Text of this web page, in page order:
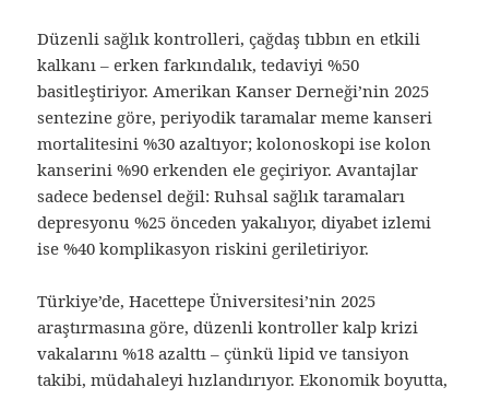
Düzenli sağlık kontrolleri, çağdaş tıbbın en etkili
kalkanı – erken farkındalık, tedaviyi %50
basitleştiriyor. Amerikan Kanser Derneği’nin 2025
sentezine göre, periyodik taramalar meme kanseri
mortalitesini %30 azaltıyor; kolonoskopi ise kolon
kanserini %90 erkenden ele geçiriyor. Avantajlar
sadece bedensel değil: Ruhsal sağlık taramaları
depresyonu %25 önceden yakalıyor, diyabet izlemi
ise %40 komplikasyon riskini geriletiriyor.
Türkiye’de, Hacettepe Üniversitesi’nin 2025
araştırmasına göre, düzenli kontroller kalp krizi
vakalarını %18 azalttı – çünkü lipid ve tansiyon
takibi, müdahaleyi hızlandırıyor. Ekonomik boyutta,